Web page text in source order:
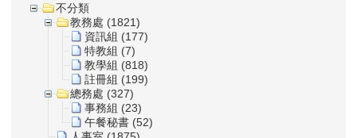
不分類
教務處 (1821)
資訊組 (177)
特教組 (7)
教學組 (818)
註冊組 (199)
總務處 (327)
事務組 (23)
午餐秘書 (52)